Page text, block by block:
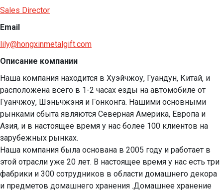
Sales Director
Email
lily@hongxinmetalgift.com
Описание компании
Наша компания находится в Хуэйчжоу, Гуандун, Китай, и
расположена всего в 1-2 часах езды на автомобиле от
Гуанчжоу, Шэньчжэня и Гонконга. Нашими основными
рынками сбыта являются Северная Америка, Европа и
Азия, и в настоящее время у нас более 100 клиентов на
зарубежных рынках.
Наша компания была основана в 2005 году и работает в
этой отрасли уже 20 лет. В настоящее время у нас есть три
фабрики и 300 сотрудников в области домашнего декора
и предметов домашнего хранения .Домашнее хранение